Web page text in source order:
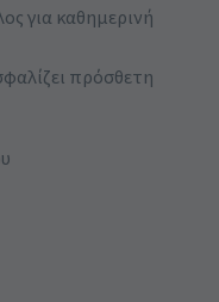
για καθημερινή
πρόσθετη